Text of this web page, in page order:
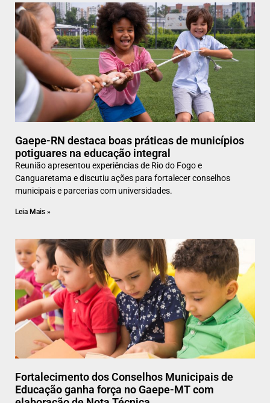
Gaepe-RN destaca boas práticas de municípios
potiguares na educação integral
Reunião apresentou experiências de Rio do Fogo e
Canguaretama e discutiu ações para fortalecer conselhos
municipais e parcerias com universidades.
Leia Mais »
Fortalecimento dos Conselhos Municipais de
Educação ganha força no Gaepe-MT com